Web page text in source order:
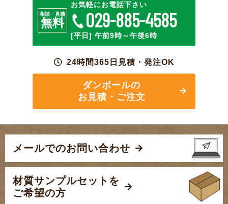
相談・見積
無料
お気軽にお電話下さい
029-885-4585
[平日] 午前9時～午後6時
24時間365日見積・発注OK
ダンボールの
お見積・ご注文
メールでのお問い合わせ
材質サンプルセットを
ご希望の方